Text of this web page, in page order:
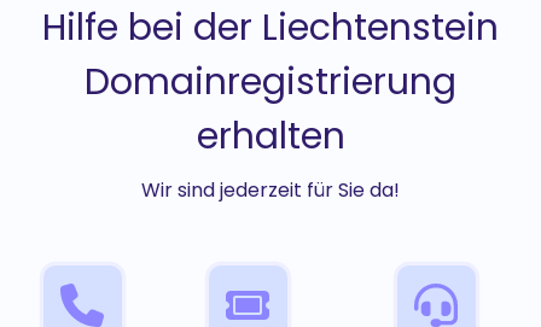
Hilfe bei der Liechtenstein
Domainregistrierung
erhalten
Wir sind jederzeit für Sie da!